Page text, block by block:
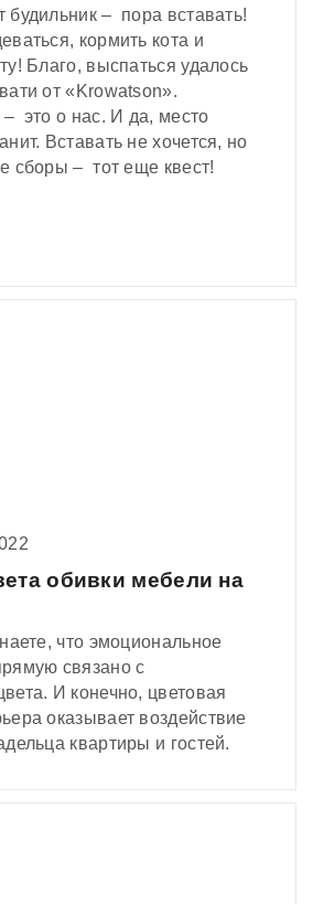
будильник – пора вставать!
кормить кота и
Благо, выспаться удалось
от «Krowatson».
это о нас. И да, место
Вставать не хочется, но
сборы – тот еще квест!
обивки мебели на
что эмоциональное
связано с
И конечно, цветовая
оказывает воздействие
квартиры и гостей.